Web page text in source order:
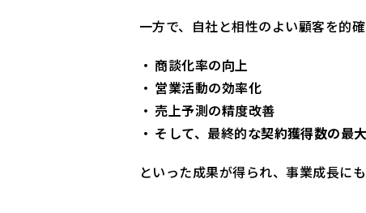
一方で、自社と相性のよい顧客を的
商談化率の向上
営業活動の効率化
売上予測の精度改善
そして、最終的な契約獲得数の最
といった成果が得られ、事業成長に